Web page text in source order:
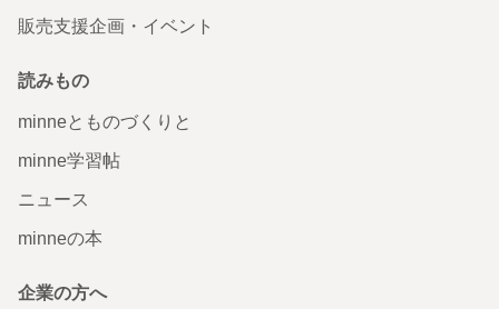
販売支援企画・イベント
読みもの
minneとものづくりと
minne学習帖
ニュース
minneの本
企業の方へ